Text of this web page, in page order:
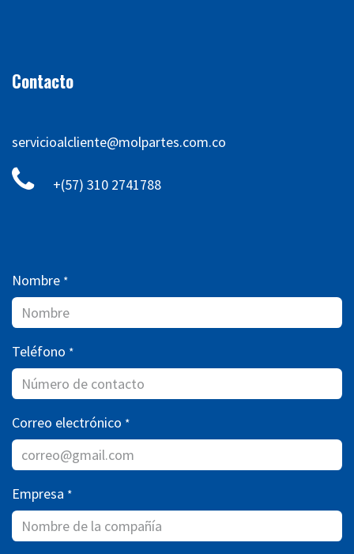
Contacto
servicioalcliente@molpartes.com.co
+(57) 310 2741788
Nombre *
Teléfono *
Correo electrónico *
Empresa *